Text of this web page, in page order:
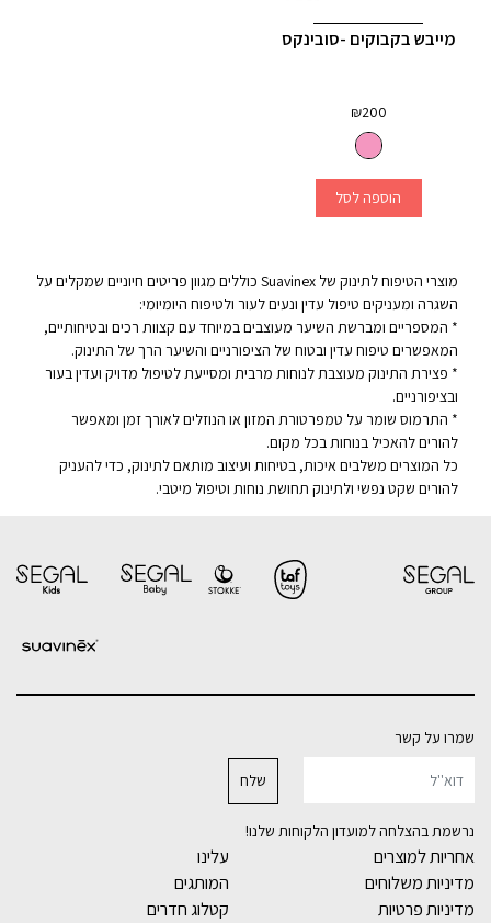
מייבש בקבוקים -סובינקס
₪200
הוספה לסל
מוצרי הטיפוח לתינוק של Suavinex כוללים מגוון פריטים חיוניים שמקלים על
השגרה ומעניקים טיפול עדין ונעים לעור ולטיפוח היומיומי:
* המספריים ומברשת השיער מעוצבים במיוחד עם קצוות רכים ובטיחותיים,
המאפשרים טיפוח עדין ובטוח של הציפורניים והשיער הרך של התינוק.
* פצירת התינוק מעוצבת לנוחות מרבית ומסייעת לטיפול מדויק ועדין בעור
ובציפורניים.
* התרמוס שומר על טמפרטורת המזון או הנוזלים לאורך זמן ומאפשר
להורים להאכיל בנוחות בכל מקום.
כל המוצרים משלבים איכות, בטיחות ועיצוב מותאם לתינוק, כדי להעניק
להורים שקט נפשי ולתינוק תחושת נוחות וטיפול מיטבי.
שמרו על קשר
נרשמת בהצלחה למועדון הלקוחות שלנו!
אחריות למוצרים
מדיניות משלוחים
מדיניות פרטיות
עלינו
המותגים
קטלוג חדרים